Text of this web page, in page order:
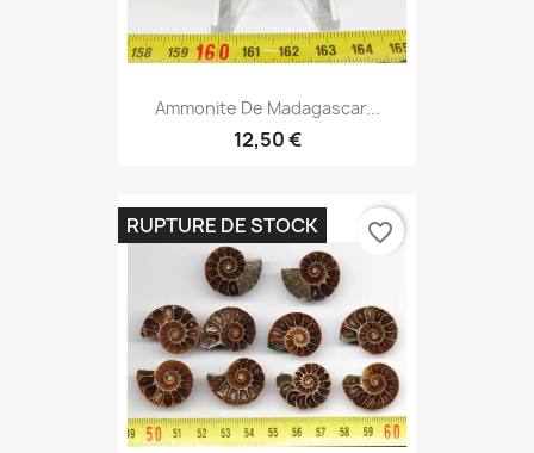
Ammonite De Madagascar...
12,50 €
RUPTURE DE STOCK favorite_border